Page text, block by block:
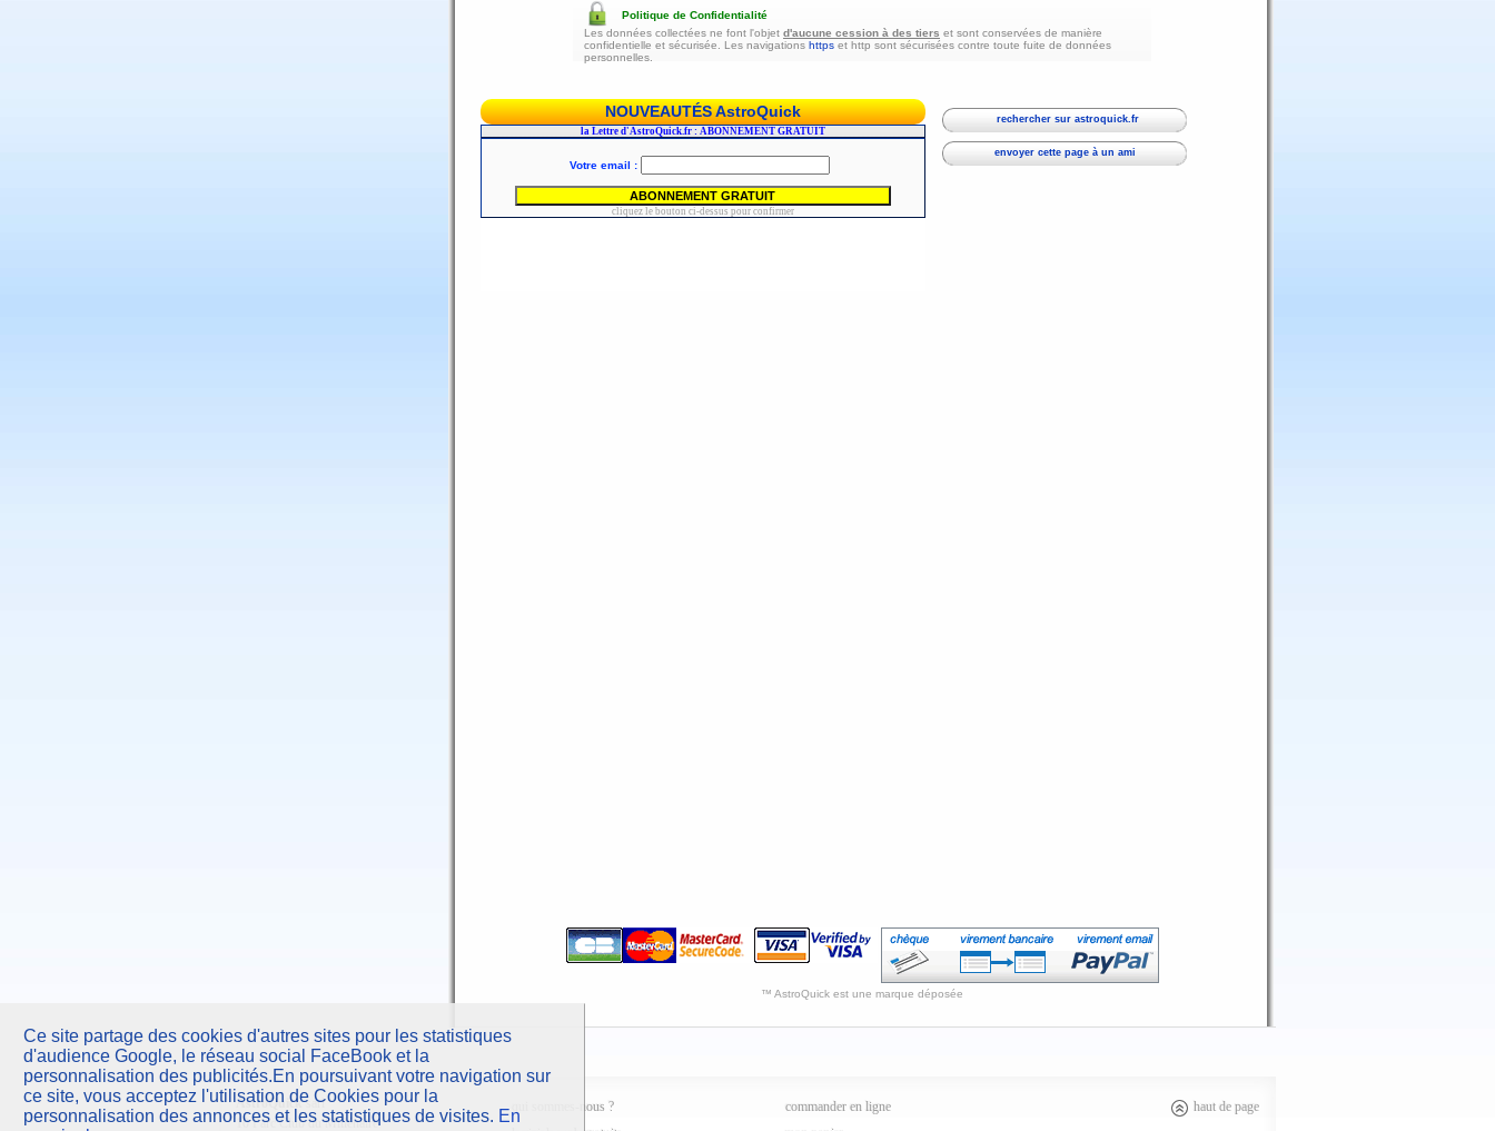
Ce site partage des cookies d'autres sites pour les statistiques
d'audience Google, le réseau social FaceBook et la
personnalisation des publicités.En poursuivant votre navigation sur
ce site, vous acceptez l'utilisation de Cookies pour la
personnalisation des annonces et les statistiques de visites. En
Politique de Confidentialité
Les données collectées ne font l'objet d'aucune cession à des tiers et sont conservées de manière
confidentielle et sécurisée. Les navigations https et http sont sécurisées contre toute fuite de données
personnelles.
NOUVEAUTÉS AstroQuick rechercher sur astroquick.fr
envoyer cette page à un ami
™ AstroQuick est une marque déposée
AstroQuicksarl
10 Parc Club du Millénaire
qui sommes-nous ?
commander en ligne
haut de page